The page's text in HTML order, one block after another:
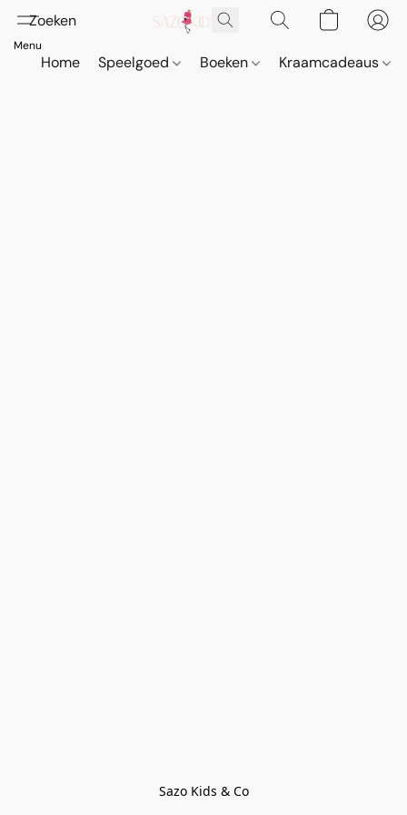
Home Speelgoed Boeken Kraamcadeaus
Sazo Kids & Co